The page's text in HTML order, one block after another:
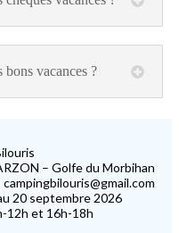
bons vacances ?
– Golfe du Morbihan
campingbilouris@gmail.com
20 septembre 2026
12h et 16h-18h